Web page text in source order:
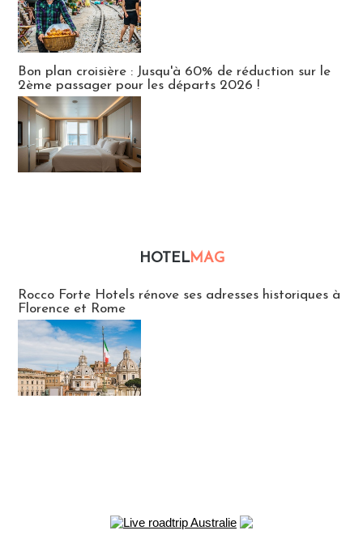
Bon plan croisière : Jusqu'à 60% de réduction sur le
2ème passager pour les départs 2026 !
HOTELMAG
Rocco Forte Hotels rénove ses adresses historiques à
Florence et Rome